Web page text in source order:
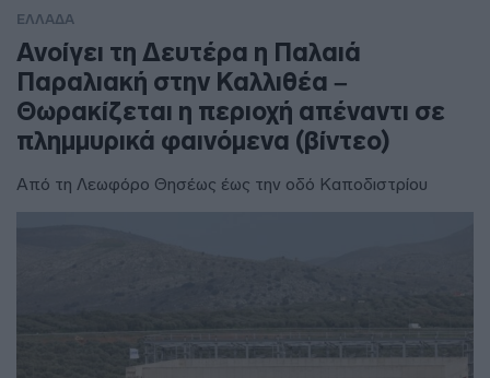
ΕΛΛΑΔΑ
Ανοίγει τη Δευτέρα η Παλαιά
Παραλιακή στην Καλλιθέα –
Θωρακίζεται η περιοχή απέναντι σε
πλημμυρικά φαινόμενα (βίντεο)
Από τη Λεωφόρο Θησέως έως την οδό Καποδιστρίου